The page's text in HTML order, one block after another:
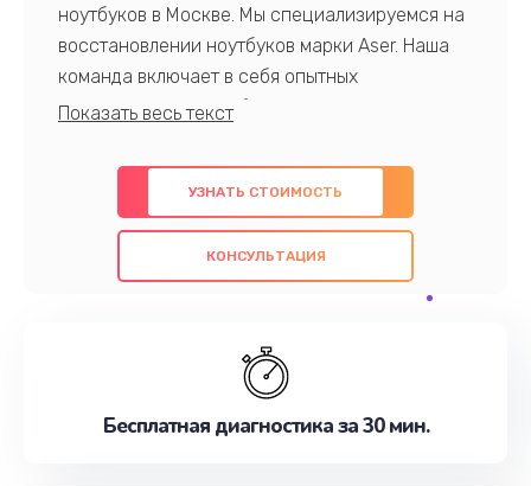
ноутбуков в Москве. Мы специализируемся на
восстановлении ноутбуков марки Aser. Наша
команда включает в себя опытных
профессионалов с обширными знаниями и
предлагаем быстрый и качественный ремонт с
использованием оригинальных компонентов, а
также гарантируем качество всех
проведенных работ. Наша цель - предоставить
наилучшим образом. Не медлите записаться на
УЗНАТЬ СТОИМОСТЬ
КОНСУЛЬТАЦИЯ
Бесплатная диагностика за 30 мин.